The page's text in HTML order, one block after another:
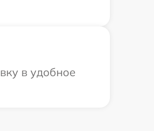
в удобное